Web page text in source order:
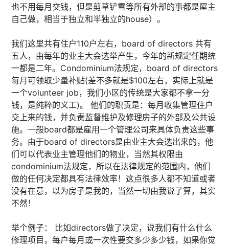
也不用每月交钱，但是剪草铲雪等所有外部的事都是屋主
自己做，相当于独立和半独立的house）。
我们这里共有住户110户左右，board of directors 共有
五人，由每年的业主大会选举产生，今年的新规定任期统
一都是二年。Condominium法规定，board of directors
每月可领取少量补贴(差不多就是$100左右，实际上就是
一个volunteer job，我们小区的传统是大家都不拿一分
钱，是纯粹的义工)。 他们的职责是：每月收集管理住户
交上来的钱，并负责监督维护及修理房子的外部及公共设
施。一般board都是雇用一个管理公司来具体负责这些事
务。由于board of directors是由业主大会选出来的，他
们可以代表业主管理他们的物业，当然其权限由
condominium法规定，所以在法律规定的范围内，他们
做的任何决定都具有法律效率！这点很多人都不知道或者
没有在意，以为房子是我的，当然一切由我说了算，其实
不然！
举个例子： 比如directors做了决定，说我们有什么什么
修理项目，每户每月或一次性要交多少多少钱，如果你觉